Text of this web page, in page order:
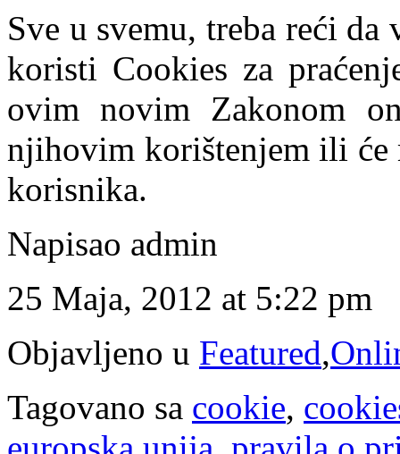
Sve u svemu, treba reći
koristi Cookies za
ovim novim Zakonom
njihovim korištenjem ili će
korisnika.
Napisao admin
25 Maja, 2012 at 5:22 pm
Objavljeno u Featured,
Tagovano sa cookie,